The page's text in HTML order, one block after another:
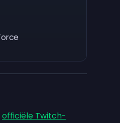
officiële Twitch-